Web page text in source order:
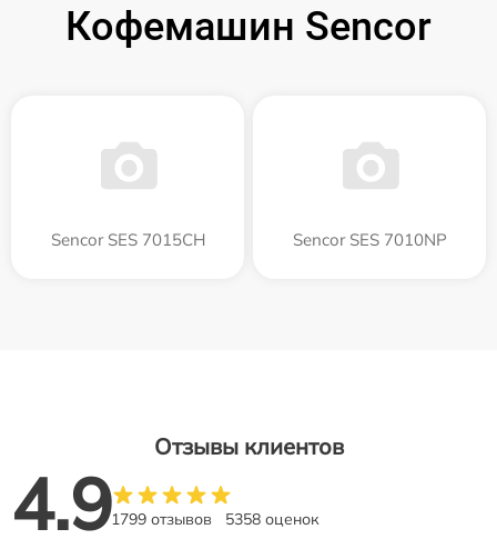
Кофемашин Sencor
Sencor SES 7015CH Sencor SES 7010NP
Отзывы клиентов
4.91799 отзывов 5358 оценок